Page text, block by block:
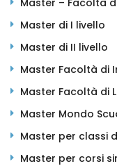
Master – Facoltà
Master di I livello
Master di II livello
Master Facoltà di
Master Facoltà di
Master Mondo
Master per classi
Master per corsi